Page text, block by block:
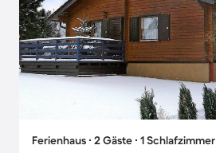
Ferienhaus ∙ 2 Gäste ∙ 1 Schlafzimmer